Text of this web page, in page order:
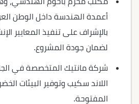
أعمدة الهندسة داخل الوطن
بالإشراف على تنفيذ المعايير
لضمان جودة المشروع.
شركة مانتيك المتخصصة في
اللاند سكيب وتوفير البيئات
المفتوحة.